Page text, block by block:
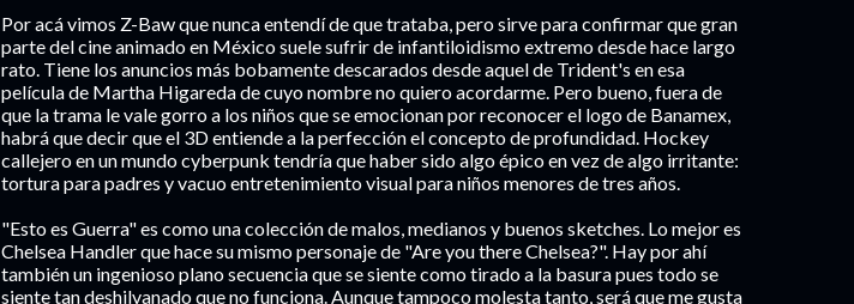
Por acá vimos Z-Baw que nunca entendí de que trataba, pero sirve para confirmar que gran
parte del cine animado en México suele sufrir de infantiloidismo extremo desde hace largo
rato. Tiene los anuncios más bobamente descarados desde aquel de Trident's en esa
película de Martha Higareda de cuyo nombre no quiero acordarme. Pero bueno, fuera de
que la trama le vale gorro a los niños que se emocionan por reconocer el logo de Banamex,
habrá que decir que el 3D entiende a la perfección el concepto de profundidad. Hockey
callejero en un mundo cyberpunk tendría que haber sido algo épico en vez de algo irritante:
tortura para padres y vacuo entretenimiento visual para niños menores de tres años.
"Esto es Guerra" es como una colección de malos, medianos y buenos sketches. Lo mejor es
Chelsea Handler que hace su mismo personaje de "Are you there Chelsea?". Hay por ahí
también un ingenioso plano secuencia que se siente como tirado a la basura pues todo se
siente tan deshilvanado que no funciona. Aunque tampoco molesta tanto, será que me gusta